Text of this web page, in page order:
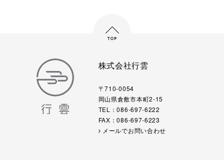
株式会社行雲
〒710-0054
岡山県倉敷市本町2-15
TEL：086-697-6222
FAX：086-697-6223
メールでお問い合わせ